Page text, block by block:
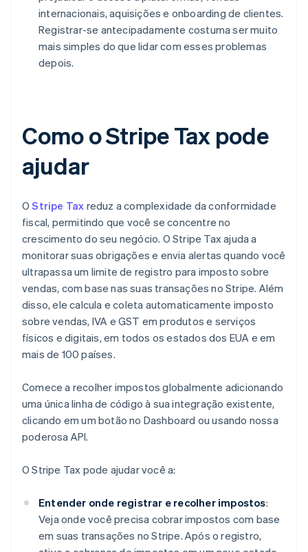
internacionais, aquisições e onboarding de clientes.
Registrar-se antecipadamente costuma ser muito
mais simples do que lidar com esses problemas
depois.
Como o Stripe Tax pode
ajudar
OStripe Tax reduz a complexidade da conformidade
fiscal, permitindo que você se concentre no
crescimento do seu negócio. O Stripe Tax ajuda a
monitorar suas obrigações e envia alertas quando você
ultrapassa um limite de registro para imposto sobre
vendas, com base nas suas transações no Stripe. Além
disso, ele calcula e coleta automaticamente imposto
sobre vendas, IVA e GST em produtos e serviços
físicos e digitais, em todos os estados dos EUA e em
mais de 100 países.
Comece a recolher impostos globalmente adicionando
uma única linha de código à sua integração existente,
clicando em um botão no Dashboard ou usando nossa
poderosa API.
O Stripe Tax pode ajudar você a:
Entender onde registrar e recolher impostos:
Veja onde você precisa cobrar impostos com base
em suas transações no Stripe. Após o registro,